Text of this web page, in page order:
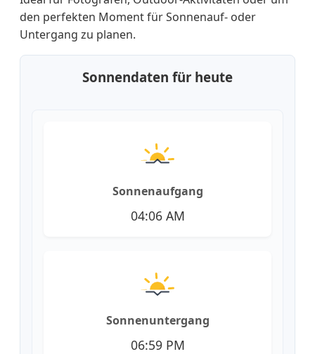
den perfekten Moment für Sonnenauf- oder
Untergang zu planen.
Sonnendaten für heute
Sonnenaufgang
04:06 AM
Sonnenuntergang
06:59 PM